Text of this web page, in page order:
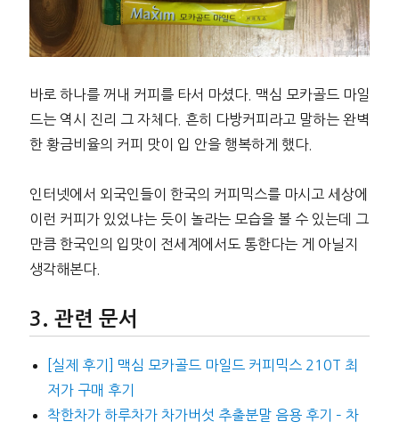
바로 하나를 꺼내 커피를 타서 마셨다. 맥심 모카골드 마일
드는 역시 진리 그 자체다. 흔히 다방커피라고 말하는 완벽
한 황금비율의 커피 맛이 입 안을 행복하게 했다.
인터넷에서 외국인들이 한국의 커피믹스를 마시고 세상에
이런 커피가 있었냐는 듯이 놀라는 모습을 볼 수 있는데 그
만큼 한국인의 입맛이 전세계에서도 통한다는 게 아닐지
생각해본다.
관련 문서
[실제 후기] 맥심 모카골드 마일드 커피믹스 210T 최
저가 구매 후기
착한차가 하루차가 차가버섯 추출분말 음용 후기 – 차